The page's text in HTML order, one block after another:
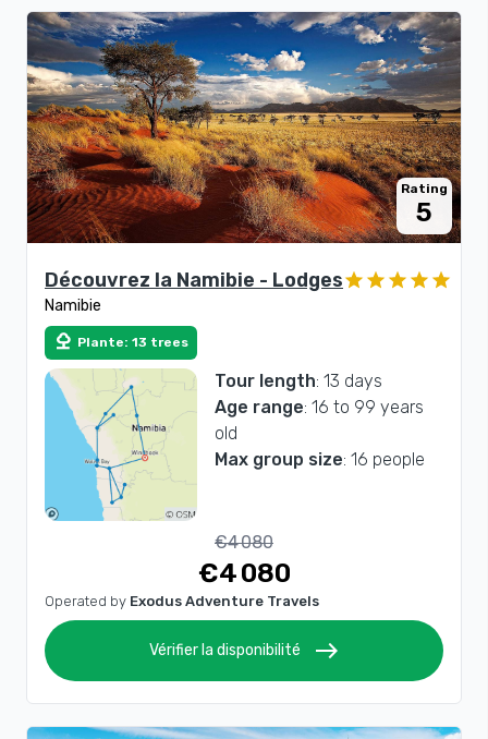
Découvrez la Namibie - Lodges
Namibie
nature Plante: 13 trees
Tour length: 13 days
Age range: 16 to 99 years
old
Max group size: 16 people
Rating
5
€4 080
€4 080
Operated by Exodus Adventure Travels
Vérifier la disponibilité east